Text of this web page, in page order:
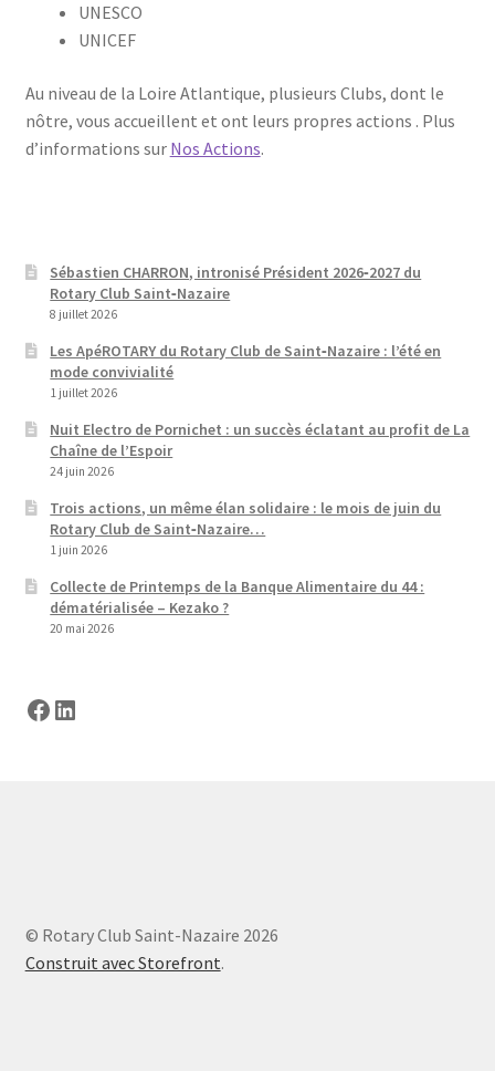
UNESCO
UNICEF
Au niveau de la Loire Atlantique, plusieurs Clubs, dont le
nôtre, vous accueillent et ont leurs propres actions . Plus
d’informations sur Nos Actions.
Sébastien CHARRON, intronisé Président 2026‑2027 du
Rotary Club Saint‑Nazaire
8 juillet 2026
Les ApéROTARY du Rotary Club de Saint‑Nazaire : l’été en
mode convivialité
1 juillet 2026
Nuit Electro de Pornichet : un succès éclatant au profit de La
Chaîne de l’Espoir
24 juin 2026
Trois actions, un même élan solidaire : le mois de juin du
Rotary Club de Saint‑Nazaire…
1 juin 2026
Collecte de Printemps de la Banque Alimentaire du 44 :
dématérialisée – Kezako ?
20 mai 2026
Facebook
LinkedIn
© Rotary Club Saint-Nazaire 2026
Construit avec Storefront.